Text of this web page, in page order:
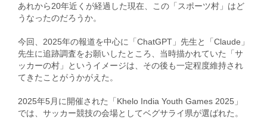
あれから20年近くが経過した現在、この「スポーツ村」はど
うなったのだろうか。
今回、2025年の報道を中心に「ChatGPT」先生と「Claude」
先生に追跡調査をお願いしたところ、当時描かれていた「サ
ッカーの村」というイメージは、その後も一定程度維持され
てきたことがうかがえた。
2025年5月に開催された「Khelo India Youth Games 2025」
では、サッカー競技の会場としてベグサライ県が選ばれた。